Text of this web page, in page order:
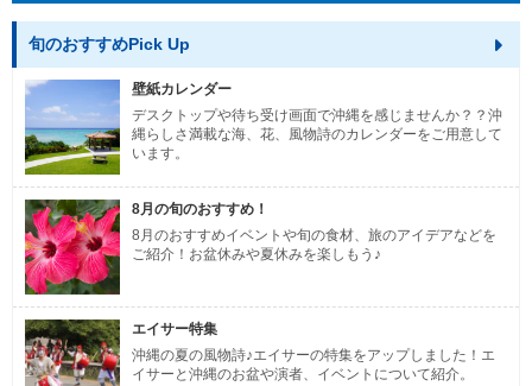
旬のおすすめPick Up
壁紙カレンダー
デスクトップや待ち受け画面で沖縄を感じませんか？？沖
縄らしさ満載な海、花、風物詩のカレンダーをご用意して
います。
8月の旬のおすすめ！
8月のおすすめイベントや旬の食材、旅のアイデアなどを
ご紹介！お盆休みや夏休みを楽しもう♪
エイサー特集
沖縄の夏の風物詩♪エイサーの特集をアップしました！エ
イサーと沖縄のお盆や演者、イベントについて紹介。